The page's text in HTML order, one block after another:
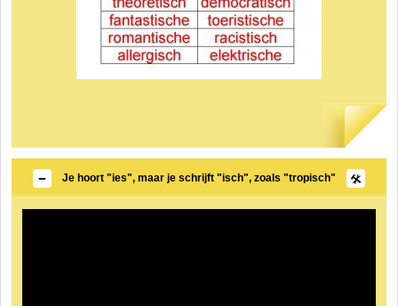
Je hoort "ies", maar je schrijft "isch", zoals "tropisch"